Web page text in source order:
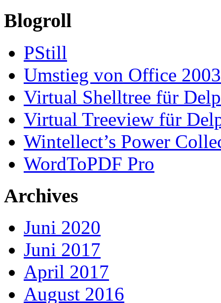
Blogroll
PStill
Umstieg von Office
Virtual Shelltree für
Virtual Treeview für
Wintellect’s Power
WordToPDF Pro
Archives
Juni 2020
Juni 2017
April 2017
August 2016